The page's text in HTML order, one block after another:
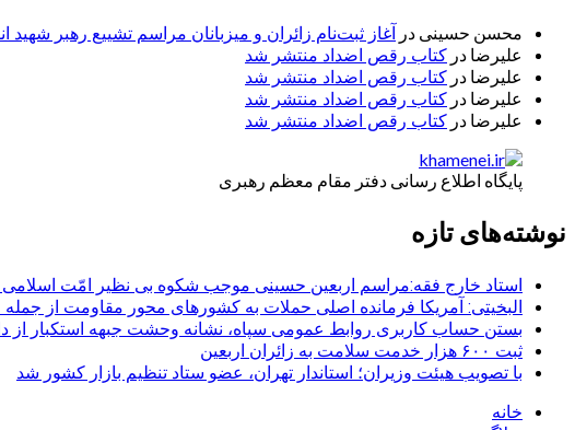
محسن حسینی در آغاز ثبت‌نام زائران و میزبانان مراسم تشییع رهبر شهید
علیرضا در کتاب رقص اضداد منتشر شد
علیرضا در کتاب رقص اضداد منتشر شد
علیرضا در کتاب رقص اضداد منتشر شد
علیرضا در کتاب رقص اضداد منتشر شد
پایگاه اطلاع رسانی دفتر مقام معظم رهبری
نوشته‌های تازه
استاد خارج فقه:مراسم اربعین حسینی موجب شکوه بی نظیر امّت
البخیتی: آمریکا فرمانده اصلی حملات به کشورهای محور مقاومت از
بستن حساب کاربری روابط عمومی سپاه، نشانه‌ وحشت جبهه استکبار از
ثبت ۶۰۰ هزار خدمت سلامت به زائران اربعین
با تصویب هیئت وزیران؛ استاندار تهران، عضو ستاد تنظیم بازار کشور شد
خانه